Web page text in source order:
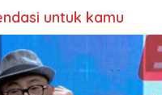
untuk kamu